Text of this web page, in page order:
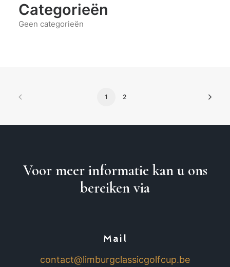
Categorieën
Geen categorieën
1 2
Voor meer informatie kan u ons
bereiken via
Mail
contact@limburgclassicgolfcup.be